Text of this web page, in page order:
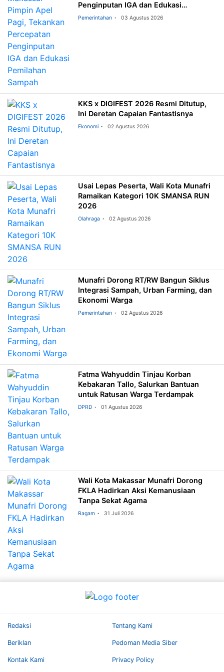
Penginputan IGA dan Edukasi
Pemilahan Sampah
Pemerintahan 03 Agustus 2026
KKS x DIGIFEST 2026 Resmi Ditutup,
Ini Deretan Capaian Fantastisnya
Ekonomi 02 Agustus 2026
Usai Lepas Peserta, Wali Kota Munafri
Ramaikan Kategori 10K SMANSA RUN
2026
Olahraga 02 Agustus 2026
Munafri Dorong RT/RW Bangun Siklus
Integrasi Sampah, Urban Farming, dan
Ekonomi Warga
Pemerintahan 02 Agustus 2026
Fatma Wahyuddin Tinjau Korban
Kebakaran Tallo, Salurkan Bantuan
untuk Ratusan Warga Terdampak
DPRD 01 Agustus 2026
Wali Kota Makassar Munafri Dorong
FKLA Hadirkan Aksi Kemanusiaan
Tanpa Sekat Agama
Ragam 31 Juli 2026
Redaksi Tentang Kami
Beriklan Pedoman Media Siber
Kontak Kami Privacy Policy